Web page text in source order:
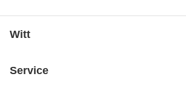
Witt
Service